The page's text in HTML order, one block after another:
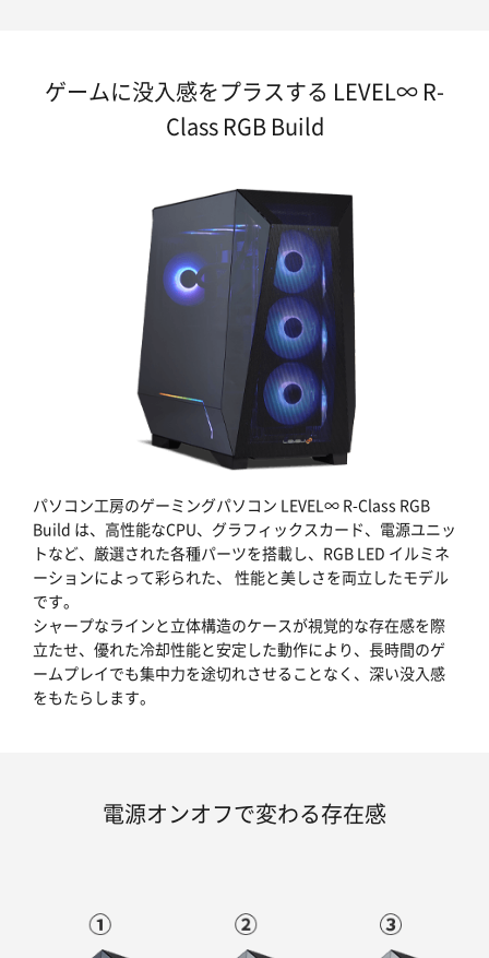
ゲームに没入感をプラスする LEVEL∞ R-
Class RGB Build
パソコン工房のゲーミングパソコン LEVEL∞ R-Class RGB
Build は、高性能なCPU、グラフィックスカード、電源ユニッ
トなど、厳選された各種パーツを搭載し、RGB LED イルミネ
ーションによって彩られた、 性能と美しさを両立したモデル
です。
シャープなラインと立体構造のケースが視覚的な存在感を際
立たせ、優れた冷却性能と安定した動作により、長時間のゲ
ームプレイでも集中力を途切れさせることなく、深い没入感
をもたらします。
電源オンオフで変わる存在感